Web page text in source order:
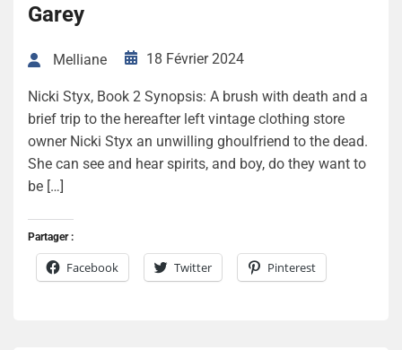
Garey
Melliane 18 Février 2024
Nicki Styx, Book 2 Synopsis: A brush with death and a
brief trip to the hereafter left vintage clothing store
owner Nicki Styx an unwilling ghoulfriend to the dead.
She can see and hear spirits, and boy, do they want to
be […]
Partager :
Facebook Twitter Pinterest